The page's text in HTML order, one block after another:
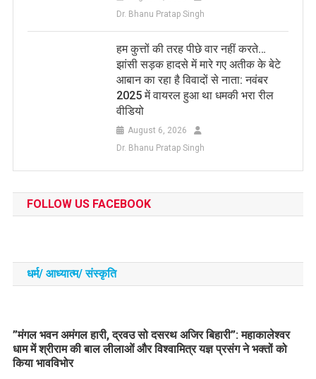
Dr. Bhanu Pratap Singh
हम कुत्तों की तरह पीछे वार नहीं करते…
झांसी सड़क हादसे में मारे गए अतीक के बेटे
आबान का रहा है विवादों से नाता: नवंबर
2025 में वायरल हुआ था धमकी भरा रील
वीडियो
August 6, 2026
Dr. Bhanu Pratap Singh
FOLLOW US FACEBOOK
धर्म/ आध्‍यात्‍म/ संस्‍कृति
​”मंगल भवन अमंगल हारी, द्रवउ सो दसरथ अजिर बिहारी”: महाकालेश्वर
धाम में श्रीराम की बाल लीलाओं और विश्वामित्र यज्ञ प्रसंग ने भक्तों को
किया भावविभोर